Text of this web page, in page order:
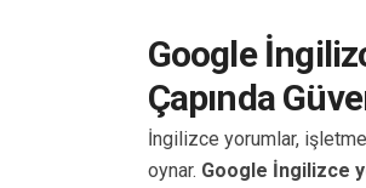
Google
Çapında
İngilizce yorumlar,
oynar. Google İngilizce